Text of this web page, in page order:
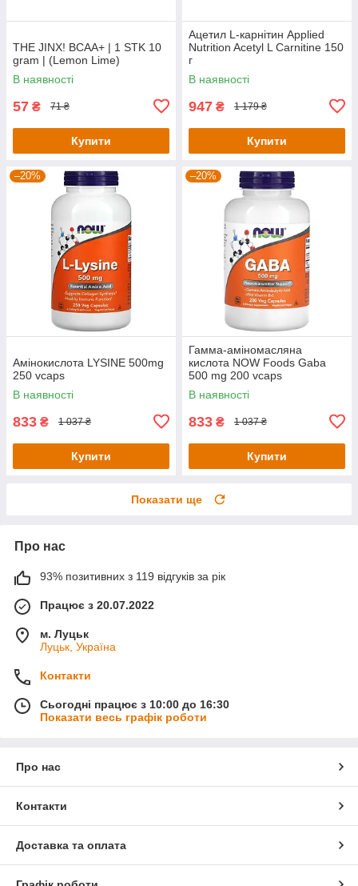
THE JINX! BCAA+ | 1 STK 10
gram | (Lemon Lime)
В наявності
57 ₴ 71 ₴
Купити
Ацетил L-карнітин Applied
Nutrition Acetyl L Carnitine 150
г
В наявності
947 ₴ 1 179 ₴
Купити
–20%
Амінокислота LYSINE 500mg
250 vcaps
В наявності
833 ₴ 1 037 ₴
Купити
–20%
Гамма-аміномасляна
кислота NOW Foods Gaba
500 mg 200 vcaps
В наявності
833 ₴ 1 037 ₴
Купити
Показати ще
Про нас
93% позитивних з 119 відгуків за рік
Працює з 20.07.2022
м. Луцьк
Луцьк, Україна
Контакти
Сьогодні працює з 10:00 до 16:30
Показати весь графік роботи
Про нас
Контакти
Доставка та оплата